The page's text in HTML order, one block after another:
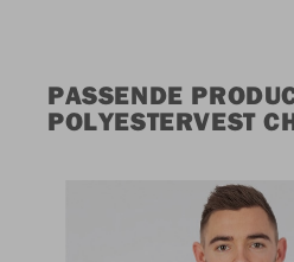
PASSENDE
POLYESTERVEST